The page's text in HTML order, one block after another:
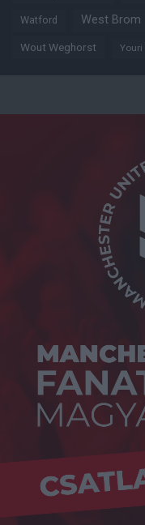
Watford West Brom
Wout Weghorst Youri